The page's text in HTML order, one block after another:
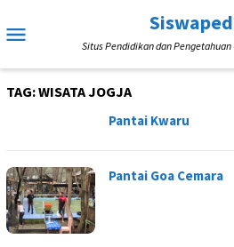
ke
MobileSitus Pendidikan dan
TAG:WISATA JOGJA
Pantai Kwaru
Pantai Goa Cemara